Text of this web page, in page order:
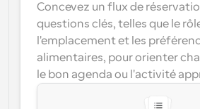
Webhooks
Soyez informé lorsque quelque
Concevez un flux de
questions clés, telles que le
l'emplacement et les
alimentaires, pour orienter
le bon agenda ou l'activité